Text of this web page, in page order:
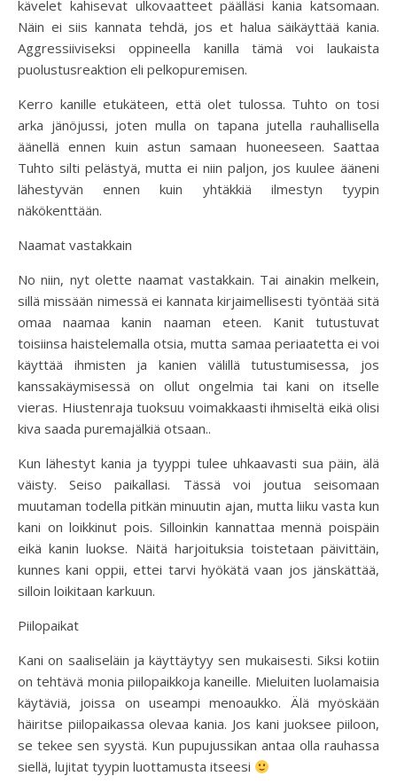
kävelet kahisevat ulkovaatteet päälläsi kania katsomaan.
Näin ei siis kannata tehdä, jos et halua säikäyttää kania.
Aggressiiviseksi oppineella kanilla tämä voi laukaista
puolustusreaktion eli pelkopuremisen.
Kerro kanille etukäteen, että olet tulossa. Tuhto on tosi
arka jänöjussi, joten mulla on tapana jutella rauhallisella
äänellä ennen kuin astun samaan huoneeseen. Saattaa
Tuhto silti pelästyä, mutta ei niin paljon, jos kuulee ääneni
lähestyvän ennen kuin yhtäkkiä ilmestyn tyypin
näkökenttään.
Naamat vastakkain
No niin, nyt olette naamat vastakkain. Tai ainakin melkein,
sillä missään nimessä ei kannata kirjaimellisesti työntää sitä
omaa naamaa kanin naaman eteen. Kanit tutustuvat
toisiinsa haistelemalla otsia, mutta samaa periaatetta ei voi
käyttää ihmisten ja kanien välillä tutustumisessa, jos
kanssakäymisessä on ollut ongelmia tai kani on itselle
vieras. Hiustenraja tuoksuu voimakkaasti ihmiseltä eikä olisi
kiva saada puremajälkiä otsaan..
Kun lähestyt kania ja tyyppi tulee uhkaavasti sua päin, älä
väisty. Seiso paikallasi. Tässä voi joutua seisomaan
muutaman todella pitkän minuutin ajan, mutta liiku vasta kun
kani on loikkinut pois. Silloinkin kannattaa mennä poispäin
eikä kanin luokse. Näitä harjoituksia toistetaan päivittäin,
kunnes kani oppii, ettei tarvi hyökätä vaan jos jänskättää,
silloin loikitaan karkuun.
Piilopaikat
Kani on saaliseläin ja käyttäytyy sen mukaisesti. Siksi kotiin
on tehtävä monia piilopaikkoja kaneille. Mieluiten luolamaisia
käytäviä, joissa on useampi menoaukko. Älä myöskään
häiritse piilopaikassa olevaa kania. Jos kani juoksee piiloon,
se tekee sen syystä. Kun pupujussikan antaa olla rauhassa
siellä, lujitat tyypin luottamusta itseesi